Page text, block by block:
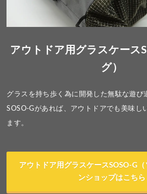
アウトドア用グラスケース
グ）
グラスを持ち歩く為に開発した無駄な遊び
SOSO-Gがあれば、アウトドアでも美味し
ます。
アウトドア用グラスケースSOSO-G
ンショップはこちら